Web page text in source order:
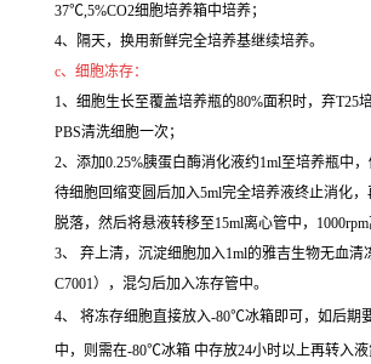
37℃,5%CO2细胞培养箱中培养；
4、隔天，换用新鲜完全培养基继续培养。
c、细胞冻存：
1、细胞生长至覆盖培养瓶的80%面积时，弃T25
PBS清洗细胞一次；
2、添加0.25%胰蛋白酶消化液约1ml至培养瓶中，
待细胞回缩变圆后加入5ml完全培养液终止消化
脱落，然后将悬液转移至15ml离心管中，1000rpm
3、 弃上清，沉淀细胞加入1ml的雅吉生物无血清
C7001），混匀后加入冻存管中。
4、 将冻存细胞直接放入-80℃冰箱即可，如后期
中，则需在-80℃冰箱 中存放24小时以上再转入液